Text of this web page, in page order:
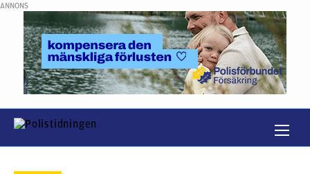
ANNONS